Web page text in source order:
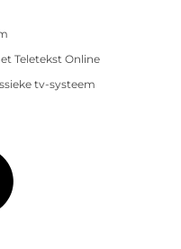
Teletekst Online
tv-systeem